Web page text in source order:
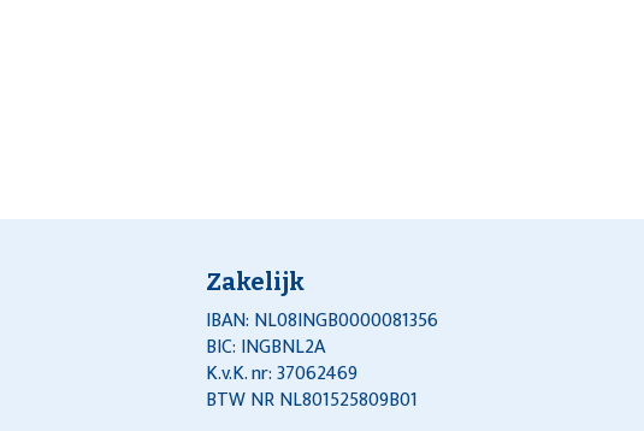
Zakelijk
IBAN: NL08INGB0000081356
BIC: INGBNL2A
K.v.K. nr: 37062469
BTW NR NL801525809B01